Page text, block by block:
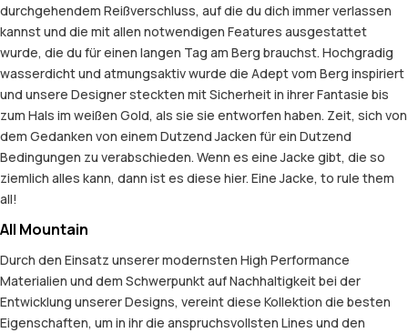
durchgehendem Reißverschluss, auf die du dich immer verlassen
kannst und die mit allen notwendigen Features ausgestattet
wurde, die du für einen langen Tag am Berg brauchst. Hochgradig
wasserdicht und atmungsaktiv wurde die Adept vom Berg inspiriert
und unsere Designer steckten mit Sicherheit in ihrer Fantasie bis
zum Hals im weißen Gold, als sie sie entworfen haben. Zeit, sich von
dem Gedanken von einem Dutzend Jacken für ein Dutzend
Bedingungen zu verabschieden. Wenn es eine Jacke gibt, die so
ziemlich alles kann, dann ist es diese hier. Eine Jacke, to rule them
all!
All Mountain
Durch den Einsatz unserer modernsten High Performance
Materialien und dem Schwerpunkt auf Nachhaltigkeit bei der
Entwicklung unserer Designs, vereint diese Kollektion die besten
Eigenschaften, um in ihr die anspruchsvollsten Lines und den